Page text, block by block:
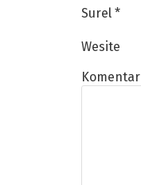
Surel *
Wesite
Komentar